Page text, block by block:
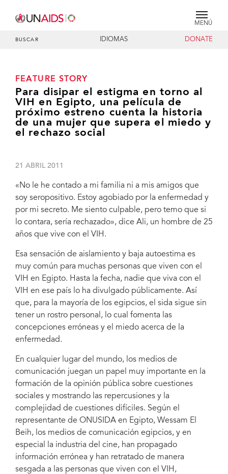
MENÚ
BUSCAR IDIOMAS DONATE
FEATURE STORY
Para disipar el estigma en torno al
VIH en Egipto, una película de
próximo estreno cuenta la historia
de una mujer que supera el miedo y
el rechazo social
21 ABRIL 2011
«No le he contado a mi familia ni a mis amigos que
soy seropositivo. Estoy agobiado por la enfermedad y
por mi secreto. Me siento culpable, pero temo que si
lo contara, sería rechazado», dice Ali, un hombre de 25
años que vive con el VIH.
Esa sensación de aislamiento y baja autoestima es
muy común para muchas personas que viven con el
VIH en Egipto. Hasta la fecha, nadie que viva con el
VIH en ese país lo ha divulgado públicamente. Así
que, para la mayoría de los egipcios, el sida sigue sin
tener un rostro personal, lo cual fomenta las
concepciones erróneas y el miedo acerca de la
enfermedad.
En cualquier lugar del mundo, los medios de
comunicación juegan un papel muy importante en la
formación de la opinión pública sobre cuestiones
sociales y mostrando las repercusiones y la
complejidad de cuestiones difíciles. Según el
representante de ONUSIDA en Egipto, Wessam El
Beih, los medios de comunicación egipcios, y en
especial la industria del cine, han propagado
información errónea y han retratado de manera
sesgada a las personas que viven con el VIH,